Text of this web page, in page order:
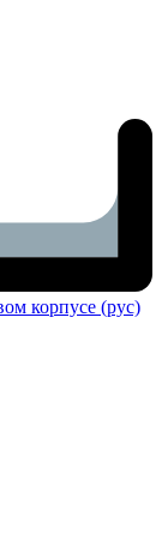
корпусе (рус)